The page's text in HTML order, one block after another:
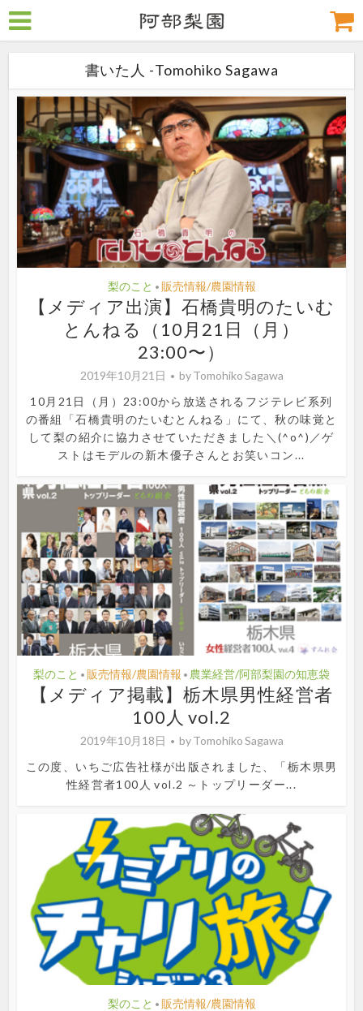
書いた人 -Tomohiko Sagawa
梨のこと • 販売情報/農園情報
【メディア出演】石橋貴明のたいむ
とんねる（10月21日（月）
23:00〜）
2019年10月21日 byTomohiko Sagawa
10月21日（月）23:00から放送されるフジテレビ系列
の番組「石橋貴明のたいむとんねる」にて、秋の味覚と
して梨の紹介に協力させていただきました＼(^o^)／ゲ
ストはモデルの新木優子さんとお笑いコン...
梨のこと • 販売情報/農園情報 • 農業経営/阿部梨園の知恵袋
【メディア掲載】栃木県男性経営者
100人 vol.2
2019年10月18日 byTomohiko Sagawa
この度、いちご広告社様が出版されました、「栃木県男
性経営者100人 vol.2 ～トップリーダー...
梨のこと • 販売情報/農園情報